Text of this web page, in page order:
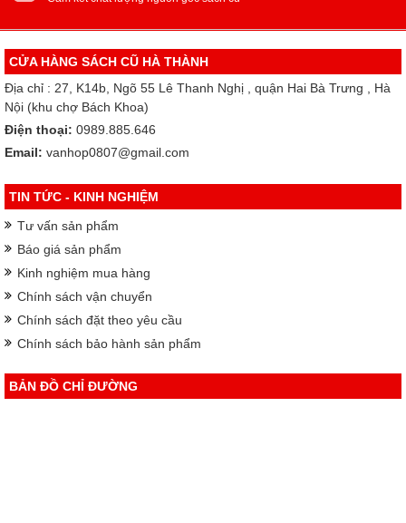
CỬA HÀNG SÁCH CŨ HÀ THÀNH
Địa chỉ : 27, K14b, Ngõ 55 Lê Thanh Nghị , quận Hai Bà Trưng , Hà
Nội (khu chợ Bách Khoa)
Điện thoại: 0989.885.646
Email: vanhop0807@gmail.com
TIN TỨC - KINH NGHIỆM
Tư vấn sản phẩm
Báo giá sản phẩm
Kinh nghiệm mua hàng
Chính sách vận chuyển
Chính sách đặt theo yêu cầu
Chính sách bảo hành sản phẩm
BẢN ĐỒ CHỈ ĐƯỜNG